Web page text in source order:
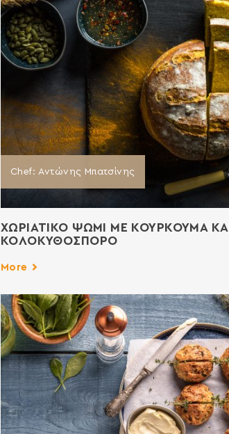
Chef: Αντώνης Μπατσίνης
ΧΩΡΙΑΤΙΚΟ ΨΩΜΙ ΜΕ ΚΟΥΡΚΟΥΜΑ ΚΑΙ
ΚΟΛΟΚΥΘΟΣΠΟΡΟ
More